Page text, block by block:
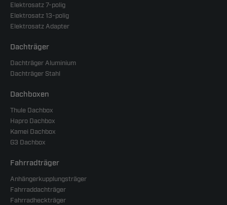
Elektrosatz 7-polig
Elektrosatz 13-polig
Elektrosatz Adapter
Dachträger
Dachträger Aluminium
Dachträger Stahl
Dachboxen
Thule Dachbox
Hapro Dachbox
Kamei Dachbox
G3 Dachbox
Fahrradträger
Anhängerkupplungsträger
Fahrraddachträger
Fahrradheckträger